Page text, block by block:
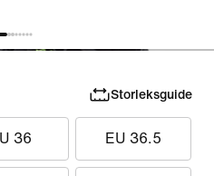
Storleksguide
36 EU 36.5